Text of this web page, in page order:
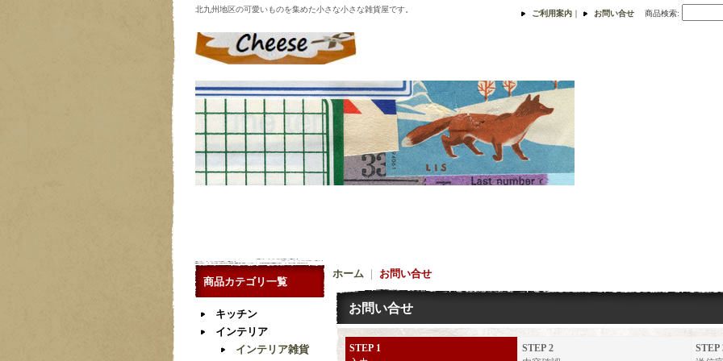
北九州地区の可愛いものを集めた小さな小さな雑貨屋です。 ご利用案内 ｜ お問い合せ 商品検索:
商品カテゴリ一覧
キッチン
インテリア
インテリア雑貨
ホーム お問い合せ
お問い合せ
STEP 1
STEP 2
STEP